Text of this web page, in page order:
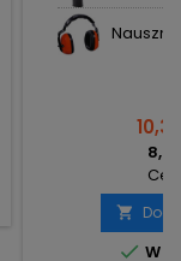
8,41

 W